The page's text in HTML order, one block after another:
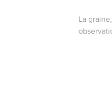
La